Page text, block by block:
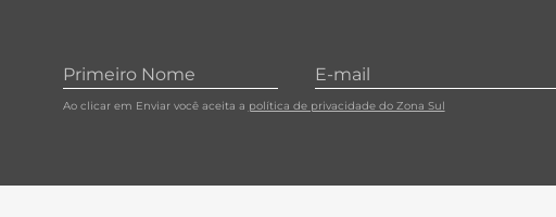
Ao clicar em Enviar você aceita a política de privacidade do Zona Sul